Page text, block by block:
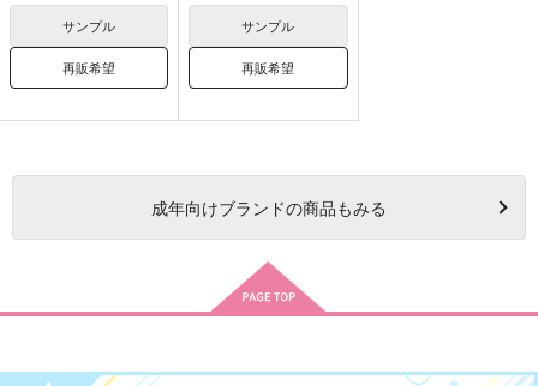
サンプル
再販希望
サンプル
再販希望
成年向けブランドの商品もみる